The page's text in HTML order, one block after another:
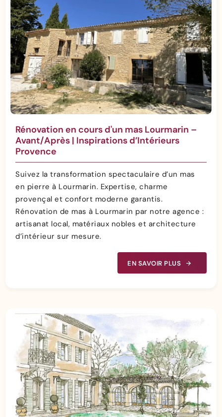
Rénovation en cours d'un mas Lourmarin –
Avant/Après | Inspirations d’Intérieurs
Provence
Suivez la transformation spectaculaire d’un mas
en pierre à Lourmarin. Expertise, charme
provençal et confort moderne garantis.
Rénovation de mas à Lourmarin par notre agence :
artisanat local, matériaux nobles et architecture
d’intérieur sur mesure.
EN SAVOIR PLUS